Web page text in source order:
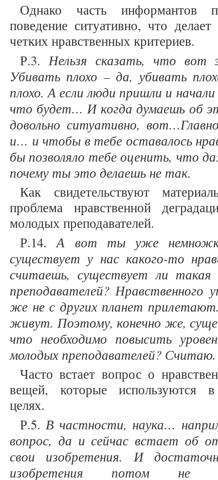
Однако часть информантов
поведение ситуативно, что
четких нравственных критериев.
Р.3.Нельзя сказать, что
Убивать плохо – да, убивать
плохо. А если люди пришли и
что будет… И когда думаешь об
довольно ситуативно,
и… и чтобы в тебе оставалось
бы позволяло тебе оценить, что
почему ты это делаешь не так.
Как свидетельствуют
проблема нравственной
молодых преподавателей.
Р.14.А вот ты уже
существует у нас какого-то
считаешь, существует ли такая
преподавателей? Нравственного
же не с других планет
живут. Поэтому, конечно же,
что необходимо повысить
молодых преподавателей? Считаю.
Часто встает вопрос о
вещей, которые используются в
целях.
Р.5. В частности, наука…
вопрос, да и сейчас встает об
свои изобретения. И
изобретения потом не